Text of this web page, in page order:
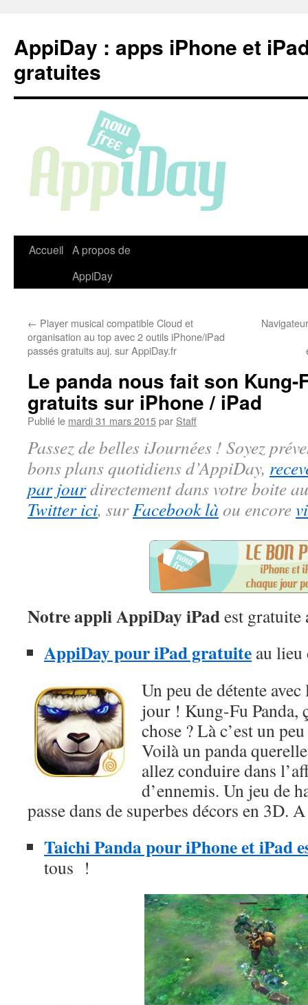
contenu
AppiDay : apps iPhone et
gratuites
Accueil A propos de
AppiDay
← Player musical compatible Cloud et
organisation au top avec 2 outils iPhone/iPad
passés gratuits auj. sur AppiDay.fr
Le panda nous fait son Kung-
gratuits sur iPhone / iPad
Publié le mardi 31 mars 2015par Staff
Passez de belles iJournées ! Soyez
bons plans quotidiens d’AppiDay,
par jourdirectement dans votre boite
Twitter ici, surFacebook là ou encore
Notre appli AppiDay iPadest gratuite
AppiDay pour iPad gratuite au lieu
Un peu de détente
jour ! Kung-Fu Panda,
chose ? Là c’est un
Voilà un panda
allez conduire dans
d’ennemis. Un jeu de
passe dans de superbes décors en 3D.
Taichi Panda pour iPhone et iPad
tous !